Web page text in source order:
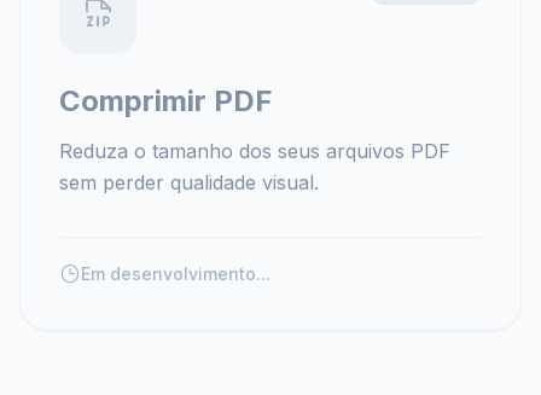
Comprimir PDF
Reduza o tamanho dos seus arquivos PDF
sem perder qualidade visual.
Em desenvolvimento...